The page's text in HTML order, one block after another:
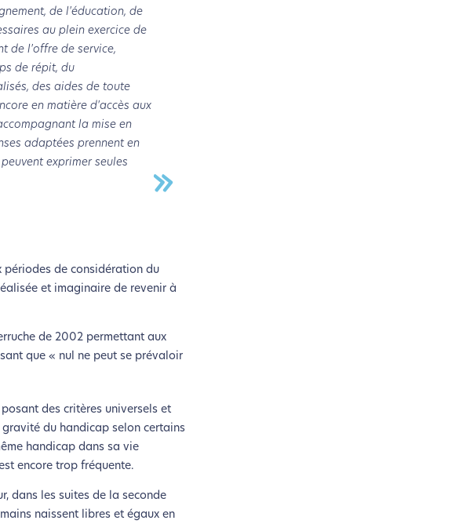
de l'éducation, de
au plein exercice de
de l'offre de service,
de répit, du
des aides de toute
en matière d'accès aux
la mise en
adaptées prennent en
exprimer seules
périodes de considération du
et imaginaire de revenir à
de 2002 permettant aux
que « nul ne peut se prévaloir
posant des critères universels et
du handicap selon certains
handicap dans sa vie
encore trop fréquente.
dans les suites de la seconde
naissent libres et égaux en